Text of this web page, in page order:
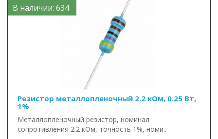
В наличии: 634
Резистор металлопленочный 2.2 кОм, 0.25 Вт,
1%
Металлопленочный резистор, номинал
сопротивления 2.2 кОм, точность 1%, номи..